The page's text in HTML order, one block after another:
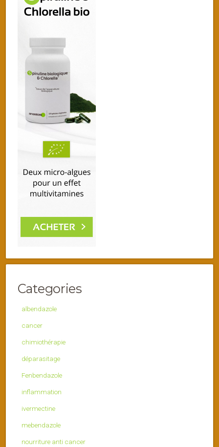
Categories
albendazole
cancer
chimiothérapie
déparasitage
Fenbendazole
inflammation
ivermectine
mebendazole
nourriture anti cancer